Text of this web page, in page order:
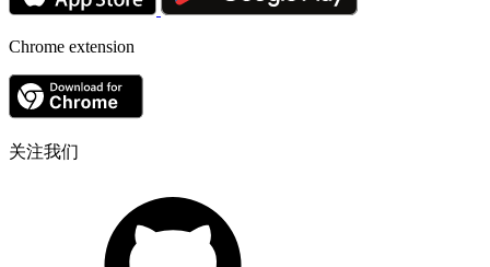
Chrome extension
关注我们